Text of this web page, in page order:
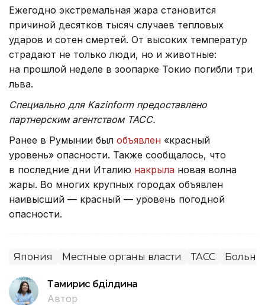
Ежегодно экстремальная жара становится
причиной десятков тысяч случаев тепловых
ударов и сотен смертей. От высоких температур
страдают не только люди, но и животные:
на прошлой неделе в зоопарке Токио погибли три
льва.
Специально для Kazinform предоставлено
партнерским агентством ТАСС.
Ранее в Румынии был объявлен «красный
уровень» опасности. Также сообщалось, что
в последние дни Италию накрыла новая волна
жары. Во многих крупных городах объявлен
наивысший — красный — уровень погодной
опасности.
Япония Местные органы власти ТАСС
Тамирис Әбділдина
Автор